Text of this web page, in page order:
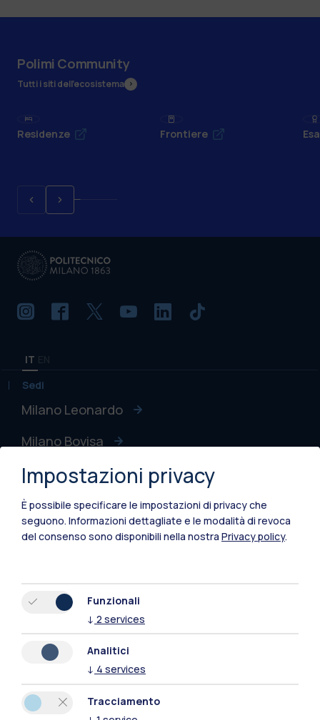
Polimi Community
Tutti i siti dell’ecosistema
Residenze Frontiere
IT
Sedi
Milano Leonardo
Milano Bovisa
Cremona
Lecco
Mantova
Xi'an
Naviga il sito
Contattaci
Impostazioni privacy
È possibile specificare le impostazioni di privacy che
seguono. Informazioni dettagliate e le modalità di revoca
del consenso sono disponibili nella nostra Privacy policy.
Funzionali
↓ 2 services
Analitici
↓ 4 services
Tracciamento